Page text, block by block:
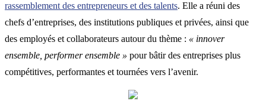
rassemblement des entrepreneurs et des talents. Elle a réuni des
chefs d’entreprises, des institutions publiques et privées, ainsi que
des employés et collaborateurs autour du thème : « innover
ensemble, performer ensemble » pour bâtir des entreprises plus
compétitives, performantes et tournées vers l’avenir.